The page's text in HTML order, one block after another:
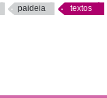
paideia textos